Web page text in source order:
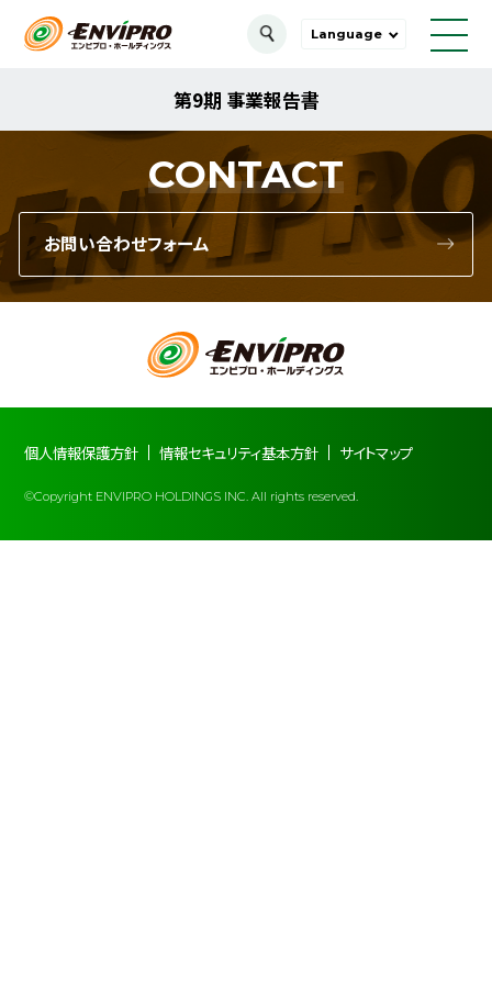
Language
第9期 事業報告書
CONTACT
お問い合わせフォーム
個人情報保護方針 情報セキュリティ基本方針 サイトマップ
©Copyright ENVIPRO HOLDINGS INC. All rights reserved.